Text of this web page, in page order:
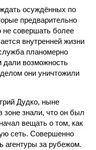
осуждённых по
предварительно
не совершать более
внутренней жизни
планомерно
дали возможность
они уничтожили
Дудко, ныне
зоне знали, что он был
вещать о том, как
сеть. Совершенно
агентуры за рубежом.